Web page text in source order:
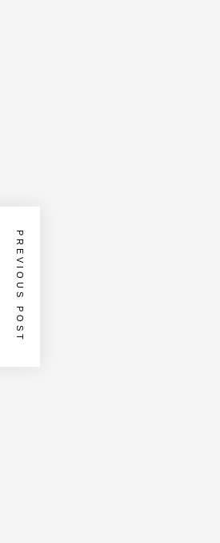
PREVIOUS POST